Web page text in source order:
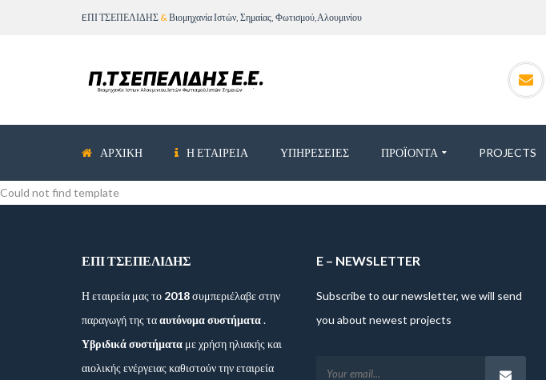
EΠΙ ΤΣΕΠΕΛΙΔΗΣ &Βιομηχανία Ιστών, Σημαίας, Φωτισμού,Αλουμινίου
ΑΡΧΙΚΉ Η ΕΤΑΙΡΕΊΑ ΥΠΗΡΕΣΕΊΕΣ ΠΡΟΪΌΝΤΑ PROJECTS
Could not find template
ΕΠΙ ΤΣΕΠΕΛΙΔΗΣ
Η εταιρεία μας το 2018συμπεριέλαβε στην
παραγωγή της τααυτόνομα συστήματα.
Υβριδικά συστήματα με χρήση ηλιακής και
αιολικής ενέργειας καθιστούν την εταιρεία
E – NEWSLETTER
Subscribe to our newsletter, we will send
you about newest projects